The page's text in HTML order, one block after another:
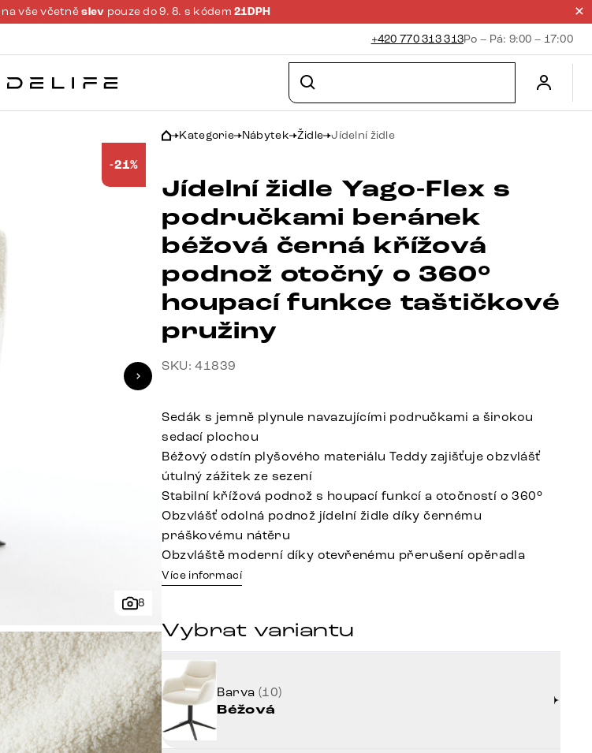
na vše včetněslev pouze do 9. 8. s kódem21DPH
+420 770 313 313Po – Pá: 9:00 – 17:00
8
-21%
Kategorie Nábytek Židle Jídelní židle
Jídelní židle Yago-Flex s
područkami beránek
béžová černá křížová
podnož otočný o 360°
houpací funkce taštičkové
pružiny
SKU: 41839
Sedák s jemně plynule navazujícími područkami a širokou
sedací plochou
Béžový odstín plyšového materiálu Teddy zajišťuje obzvlášť
útulný zážitek ze sezení
Stabilní křížová podnož s houpací funkcí a otočností o 360°
Obzvlášť odolná podnož jídelní židle díky černému
práškovému nátěru
Obzvláště moderní díky otevřenému přerušení opěradla
Více informací
Vybrat variantu
Barva (10)
Béžová